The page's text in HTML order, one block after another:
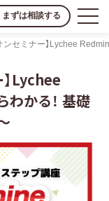
まずは相談する
ンセミナー】Lychee
Lychee
かる！ 基礎